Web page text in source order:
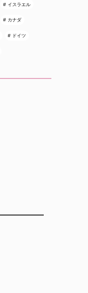
イスラエル
カナダ
ドイツ